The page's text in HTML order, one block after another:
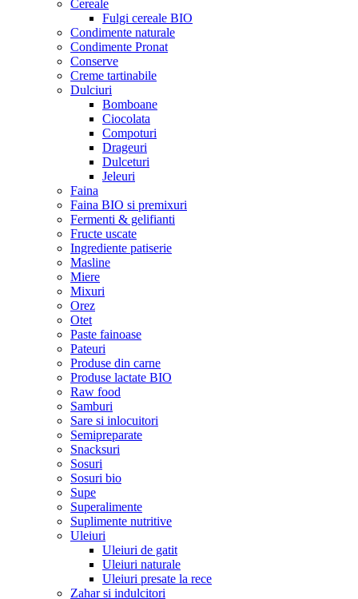
Cereale
Fulgi cereale BIO
Condimente naturale
Condimente Pronat
Conserve
Creme tartinabile
Dulciuri
Bomboane
Ciocolata
Compoturi
Drageuri
Dulceturi
Jeleuri
Faina
Faina BIO si premixuri
Fermenti & gelifianti
Fructe uscate
Ingrediente patiserie
Masline
Miere
Mixuri
Orez
Otet
Paste fainoase
Pateuri
Produse din carne
Produse lactate BIO
Raw food
Samburi
Sare si inlocuitori
Semipreparate
Snacksuri
Sosuri
Sosuri bio
Supe
Superalimente
Suplimente nutritive
Uleiuri
Uleiuri de gatit
Uleiuri naturale
Uleiuri presate la rece
Zahar si indulcitori